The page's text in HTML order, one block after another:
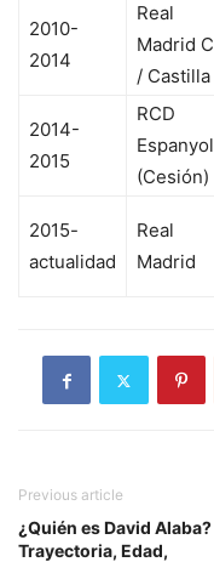
2010-
2014
Real
Madrid C
/ Castilla
2014-
2015
RCD
Espanyol
(Cesión)
2015-
actualidad
Real
Madrid
Previous article
¿Quién es David Alaba?
Trayectoria, Edad,